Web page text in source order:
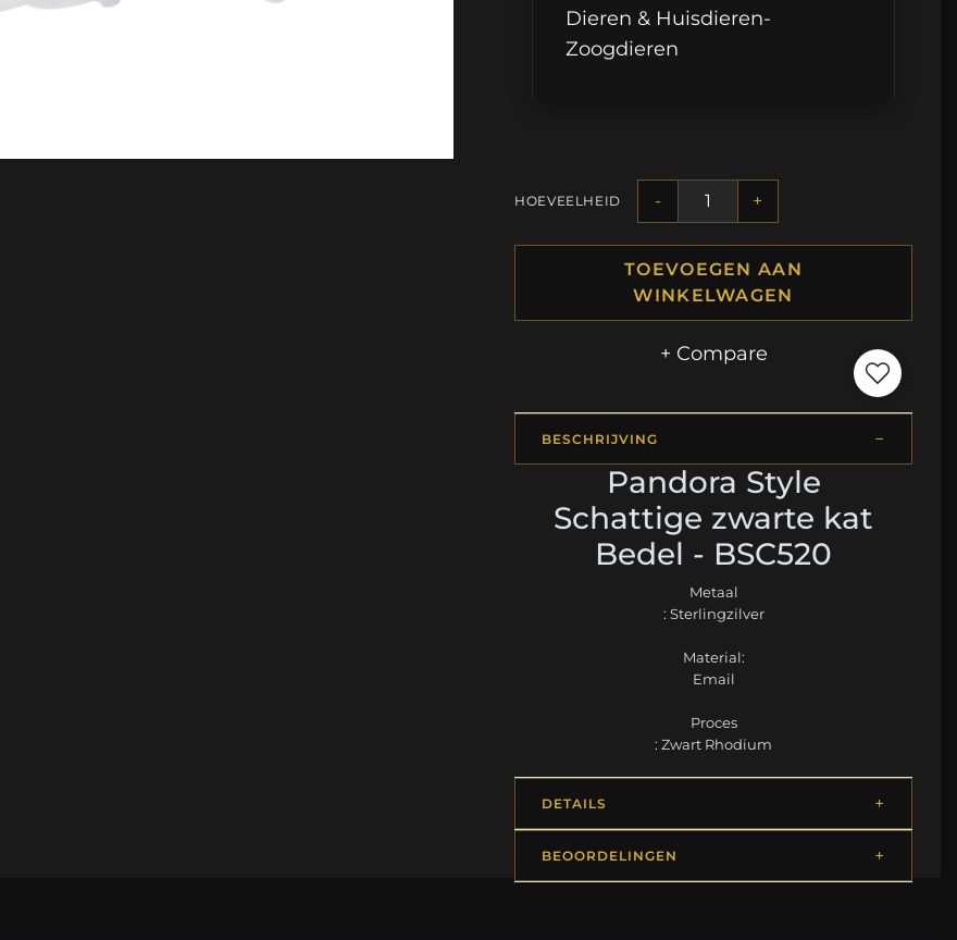
Dieren & Huisdieren-
Zoogdieren
HOEVEELHEID - +
TOEVOEGEN AAN
WINKELWAGEN
+ Compare
BESCHRIJVING
Pandora Style
Schattige zwarte kat
Bedel - BSC520
Metaal
: Sterlingzilver
Material:
Email
Proces
: Zwart Rhodium
DETAILS
BEOORDELINGEN